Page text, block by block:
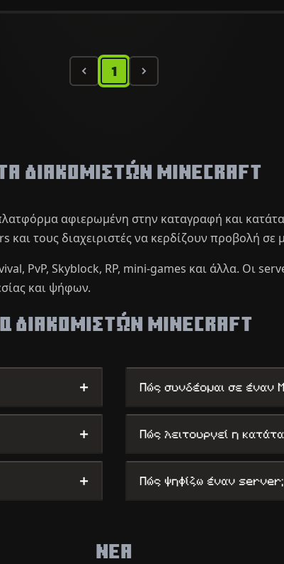
1
Διακομιστών Minecraft
αφιερωμένη στην καταγραφή και
τους διαχειριστές να κερδίζουν προβολή σε
PvP, Skyblock, RP, mini-games και άλλα. Οι
και ψήφων.
Διακομιστών Minecraft
+ Πώς συνδέομαι σε
+ Πώς λειτουργεί η
+ Πώς ψηφίζω έναν server;
ΝΕΑ